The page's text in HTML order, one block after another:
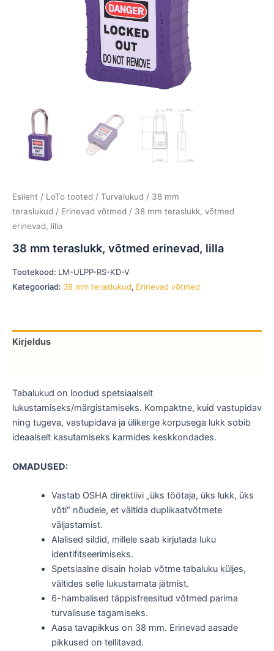
Esileht / LoTo tooted / Turvalukud / 38 mm
teraslukud / Erinevad võtmed / 38 mm teraslukk, võtmed
erinevad, lilla
38 mm teraslukk, võtmed erinevad, lilla
Tootekood: LM-ULPP-RS-KD-V
Kategooriad: 38 mm teraslukud, Erinevad võtmed
Kirjeldus
Tabalukud on loodud spetsiaalselt
lukustamiseks/märgistamiseks. Kompaktne, kuid vastupidav
ning tugeva, vastupidava ja ülikerge korpusega lukk sobib
ideaalselt kasutamiseks karmides keskkondades.
OMADUSED:
Vastab OSHA direktiivi „üks töötaja, üks lukk, üks
võti“ nõudele, et vältida duplikaatvõtmete
väljastamist.
Alalised sildid, millele saab kirjutada luku
identifitseerimiseks.
Spetsiaalne disain hoiab võtme tabaluku küljes,
vältides selle lukustamata jätmist.
6-hambalised täppisfreesitud võtmed parima
turvalisuse tagamiseks.
Aasa tavapikkus on 38 mm. Erinevad aasade
pikkused on tellitavad.